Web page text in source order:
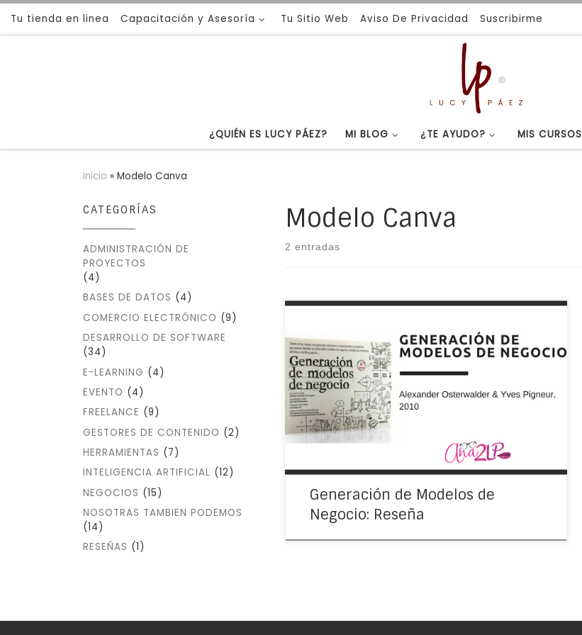
Saltar al contenido
Tu tienda en linea Capacitación y Asesoría Tu Sitio Web Aviso De Privacidad Suscribirme
¿QUIÉN ES LUCY PÁEZ? MI BLOG ¿TE AYUDO? MIS CURSOS
Inicio » Modelo Canva
Modelo Canva
2 entradas
Libro: Generación de modelos de negocio Autor:
Alexander Osterwalder & Yves Pigneur Edición: 2010 Les
hablaré de un libro bastante práctico e interesante:
Generación de Modelos de Negocio. Si no […]
Generación de Modelos de
Negocio: Reseña
CATEGORÍAS
ADMINISTRACIÓN DE
PROYECTOS
(4)
BASES DE DATOS (4)
COMERCIO ELECTRÓNICO (9)
DESARROLLO DE SOFTWARE
(34)
E-LEARNING (4)
EVENTO (4)
FREELANCE (9)
GESTORES DE CONTENIDO (2)
HERRAMIENTAS (7)
INTELIGENCIA ARTIFICIAL (12)
NEGOCIOS (15)
NOSOTRAS TAMBIEN PODEMOS
(14)
RESEÑAS (1)